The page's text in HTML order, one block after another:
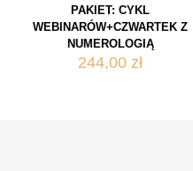
PAKIET: CYKL
WEBINARÓW+CZWARTEK Z
NUMEROLOGIĄ
244,00zł